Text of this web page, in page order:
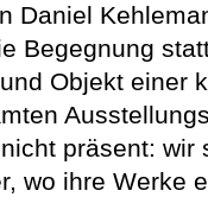
Daniel
Begegnung
Objekt einer
präsent:
wo ihre Werke